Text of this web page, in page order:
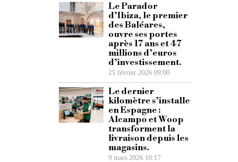
Le Parador
d’Ibiza, le premier
des Baléares,
ouvre ses portes
après 17 ans et 47
millions d’euros
d’investissement.
25 février 2026 09:00
Le dernier
kilomètre s’installe
en Espagne :
Alcampo et Woop
transforment la
livraison depuis les
magasins.
9 mars 2026 10:17